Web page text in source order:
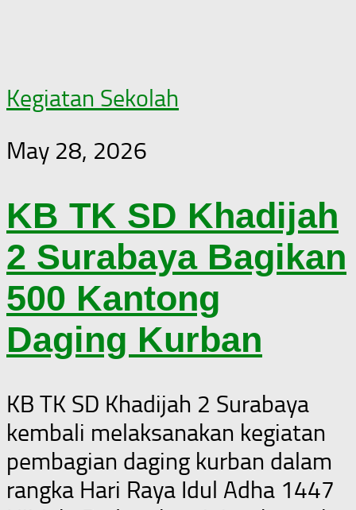
Kegiatan Sekolah
May 28, 2026
KB TK SD Khadijah
2 Surabaya Bagikan
500 Kantong
Daging Kurban
KB TK SD Khadijah 2 Surabaya
kembali melaksanakan kegiatan
pembagian daging kurban dalam
rangka Hari Raya Idul Adha 1447